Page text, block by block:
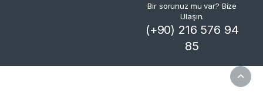
Bir sorunuz mu var? Bize
Ulaşın.
(+90) 216 576 94
85